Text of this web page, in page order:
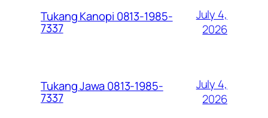
Tukang Kanopi 0813-1985-
7337
July 4,
2026
Tukang Jawa 0813-1985-
7337
July 4,
2026